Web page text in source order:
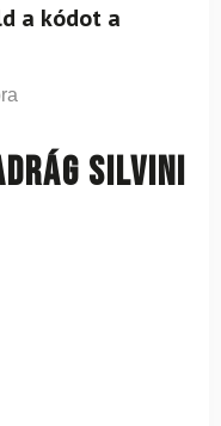
a kódot a
SILVINI